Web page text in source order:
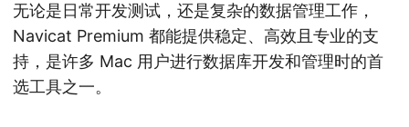
无论是日常开发测试，还是复杂的数据管理工作，
Navicat Premium 都能提供稳定、高效且专业的支
持，是许多 Mac 用户进行数据库开发和管理时的首
选工具之一。